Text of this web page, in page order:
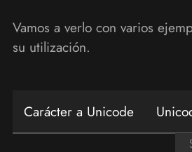
Vamos a verlo con varios
su utilización.
Carácter a Unicode